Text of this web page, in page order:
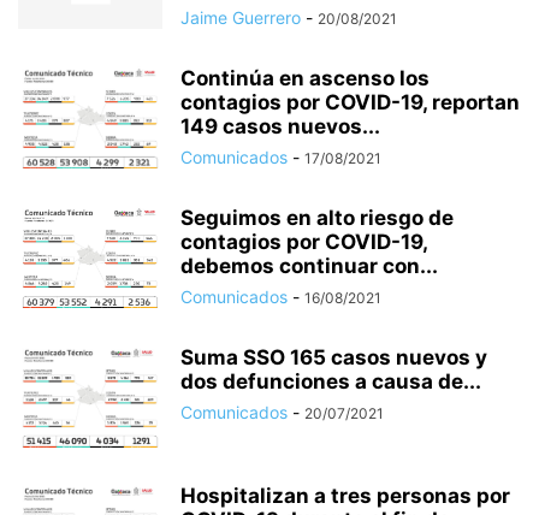
Jaime Guerrero - 20/08/2021
Continúa en ascenso los
contagios por COVID-19, reportan
149 casos nuevos...
Comunicados - 17/08/2021
Seguimos en alto riesgo de
contagios por COVID-19,
debemos continuar con...
Comunicados - 16/08/2021
Suma SSO 165 casos nuevos y
dos defunciones a causa de...
Comunicados - 20/07/2021
Hospitalizan a tres personas por